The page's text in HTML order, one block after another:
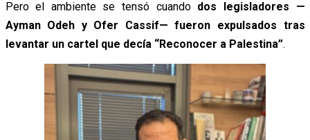
Pero el ambiente se tensó cuandodos legisladores —
Ayman Odeh y Ofer Cassif— fueron expulsados tras
levantar un cartel que decía “Reconocer a Palestina”.